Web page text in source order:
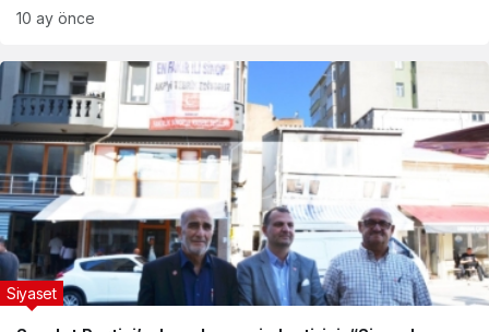
10 ay önce
Siyaset